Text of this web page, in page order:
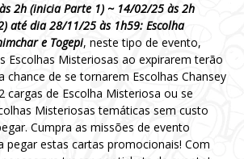
2h (inicia Parte 1) ~ 14/02/25 às 2h
até dia 28/11/25 às 1h59: Escolha
e Togepi, neste tipo de evento,
Escolhas Misteriosas ao expirarem terão
chance de se tornarem Escolhas Chansey
cargas de Escolha Misteriosa ou se
Misteriosas temáticas sem custo
Cumpra as missões de evento
pegar estas cartas promocionais! Com